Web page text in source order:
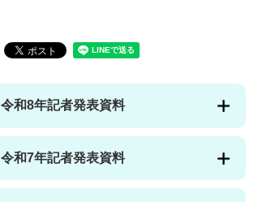
令和8年記者発表資料
令和7年記者発表資料